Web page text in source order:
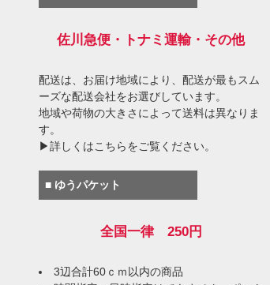
佐川急便・トナミ運輸・その他
配送は、お届け地域により、配送が最もスム
ーズな配送会社をお選びしています。
地域や荷物の大きさによって送料は異なりま
す。
▶詳しくはこちらをご覧ください。
■ ゆうパケット
全国一律 250円
3辺合計60ｃｍ以内の商品